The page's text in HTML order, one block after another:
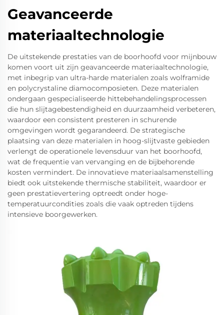
Geavanceerde
materiaaltechnologie
De uitstekende prestaties van de boorhoofd voor mijnbouw
komen voort uit zijn geavanceerde materiaaltechnologie,
met inbegrip van ultra-harde materialen zoals wolframide
en polycrystaline diamocomposieten. Deze materialen
ondergaan gespecialiseerde hittebehandelingsprocessen
die hun slijtagebestendigheid en duurzaamheid verbeteren,
waardoor een consistent presteren in schurende
omgevingen wordt gegarandeerd. De strategische
plaatsing van deze materialen in hoog-slijtvaste gebieden
verlengt de operationele levensduur van het boorhoofd,
wat de frequentie van vervanging en de bijbehorende
kosten vermindert. De innovatieve materiaalsamenstelling
biedt ook uitstekende thermische stabiliteit, waardoor er
geen prestatievertering optreedt onder hoge-
temperatuurcondities zoals die vaak optreden tijdens
intensieve boorgewerken.